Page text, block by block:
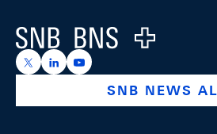
Logo
https://x.com/snb_bns
https://ch.linkedin.com/
https://
SNB NEWS